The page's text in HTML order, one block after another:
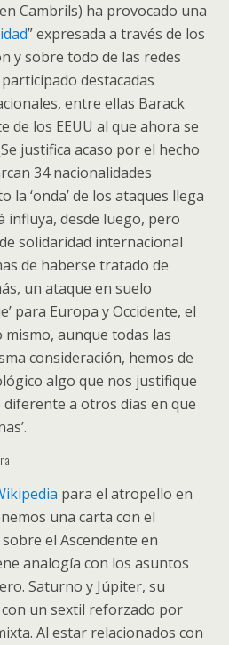
Cambrils) ha provocado una
” expresada a través de los
y sobre todo de las redes
destacadas
entre ellas Barack
de los EEUU al que ahora se
justifica acaso por el hecho
34 nacionalidades
‘onda’ de los ataques llega
influya, desde luego, pero
solidaridad internacional
de haberse tratado de
un ataque en suelo
para Europa y Occidente, el
aunque todas las
consideración, hemos de
algo que nos justifique
a otros días en que
para el atropello en
una carta con el
el Ascendente en
analogía con los asuntos
Saturno y Júpiter, su
un sextil reforzado por
Al estar relacionados con